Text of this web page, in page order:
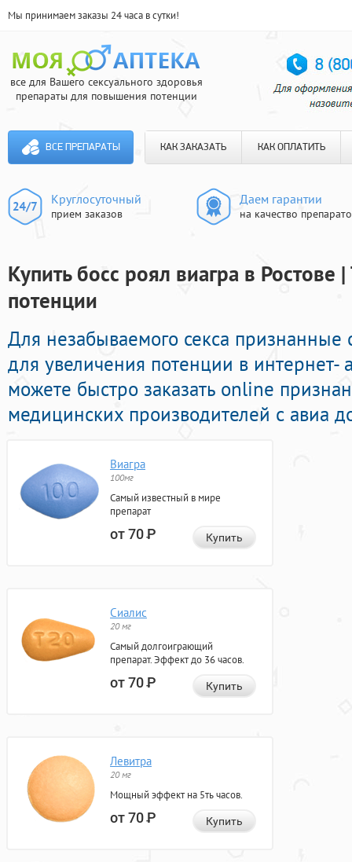
Мы принимаем заказы 24 часа в сутки!
все для Вашего сексуального здоровья
препараты для повышения потенции
ВСЕ ПРЕПАРАТЫ КАК ЗАКАЗАТЬ КАК ОПЛАТИТЬ
Круглосуточный
прием заказов
Даем гарантии
на качество
Купить босс роял виагра в Ростове
потенции
Для незабываемого секса
для увеличения потенции в интернет-
можете быстро заказать online
медицинских производителей с авиа
Виагра
100мг
Самый известный в мире
препарат
от 70Р Купить
Сиалис
20 мг
Самый долгоиграющий
препарат. Эффект до 36 часов.
от 70Р Купить
Левитра
20 мг
Мощный эффект на 5ть часов.
от 70Р Купить